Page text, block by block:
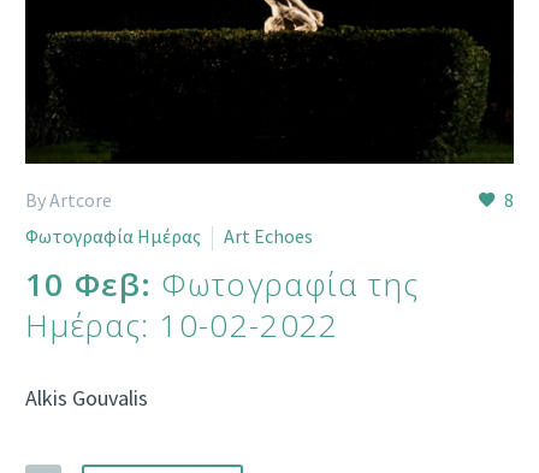
8
By Artcore
Φωτογραφία Ημέρας
Art Echoes
10 Φεβ: Φωτογραφία της
Ημέρας: 10-02-2022
Alkis Gouvalis